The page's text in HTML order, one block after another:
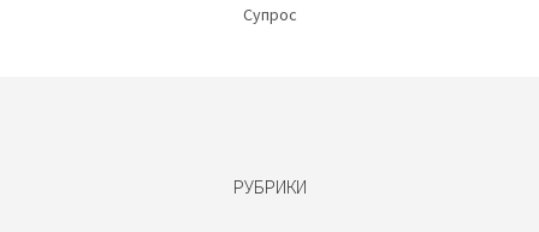
Супрос
РУБРИКИ